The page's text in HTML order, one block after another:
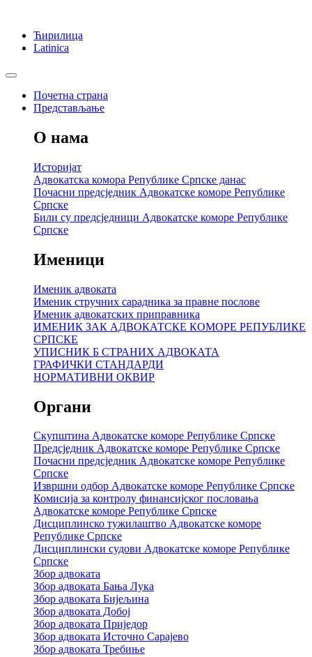
Ћирилица
Latinica
Почетна страна
Представљање
О нама
Историјат
Адвокатска комора Републике Српске данас
Почасни предсједник Адвокатске коморе Републике
Српске
Били су предсједници Адвокатске коморе Републике
Српске
Именици
Именик адвоката
Именик стручних сарадника за правне послове
Именик адвокатских приправника
ИМЕНИК ЗАК АДВОКАТСКЕ КОМОРЕ РЕПУБЛИКЕ
СРПСКЕ
УПИСНИК Б СТРАНИХ АДВОКАТА
ГРАФИЧКИ СТАНДАРДИ
НОРМАТИВНИ ОКВИР
Органи
Скупштина Адвокатске коморе Републике Српске
Предсједник Адвокатске коморе Републике Српске
Почасни предсједник Адвокатске коморе Републике
Српске
Извршни одбор Адвокатске коморе Републике Српске
Комисија за контролу финансијског пословања
Адвокатске коморе Републике Српске
Дисциплинско тужилаштво Адвокатске коморе
Републике Српске
Дисциплински судови Адвокатске коморе Републике
Српске
Збор адвоката
Збор адвоката Бања Лука
Збор адвоката Бијељина
Збор адвоката Добој
Збор адвоката Приједор
Збор адвоката Источно Сарајево
Збор адвоката Требиње